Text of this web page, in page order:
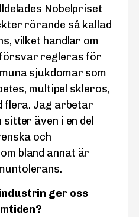
Nobelpriset
rörande så kallad
vilket handlar om
regleras för
sjukdomar som
multipel skleros,
flera. Jag arbetar
även i en del
och
bland annat är
ger oss